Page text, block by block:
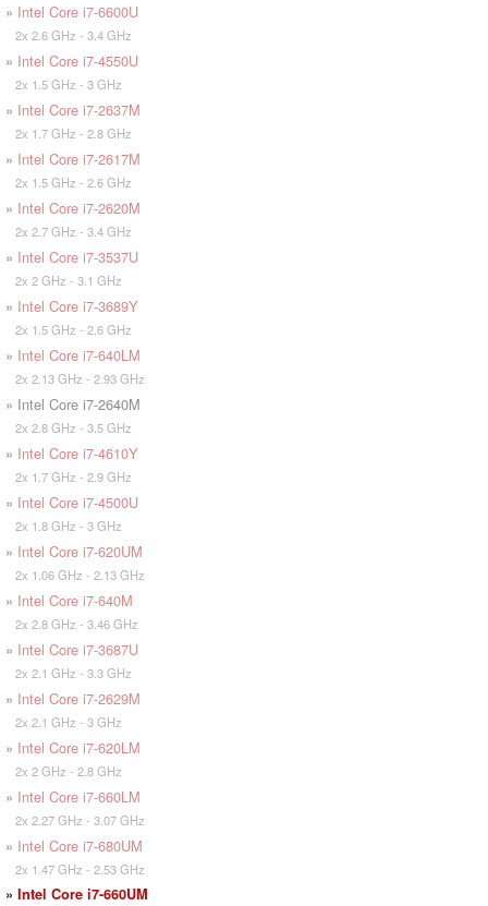
» Intel Core i7-6600U
2x 2.6 GHz - 3.4 GHz
» Intel Core i7-4550U
2x 1.5 GHz - 3 GHz
» Intel Core i7-2637M
2x 1.7 GHz - 2.8 GHz
» Intel Core i7-2617M
2x 1.5 GHz - 2.6 GHz
» Intel Core i7-2620M
2x 2.7 GHz - 3.4 GHz
» Intel Core i7-3537U
2x 2 GHz - 3.1 GHz
» Intel Core i7-3689Y
2x 1.5 GHz - 2.6 GHz
» Intel Core i7-640LM
2x 2.13 GHz - 2.93 GHz
» Intel Core i7-2640M
2x 2.8 GHz - 3.5 GHz
» Intel Core i7-4610Y
2x 1.7 GHz - 2.9 GHz
» Intel Core i7-4500U
2x 1.8 GHz - 3 GHz
» Intel Core i7-620UM
2x 1.06 GHz - 2.13 GHz
» Intel Core i7-640M
2x 2.8 GHz - 3.46 GHz
» Intel Core i7-3687U
2x 2.1 GHz - 3.3 GHz
» Intel Core i7-2629M
2x 2.1 GHz - 3 GHz
» Intel Core i7-620LM
2x 2 GHz - 2.8 GHz
» Intel Core i7-660LM
2x 2.27 GHz - 3.07 GHz
» Intel Core i7-680UM
2x 1.47 GHz - 2.53 GHz
» Intel Core i7-660UM